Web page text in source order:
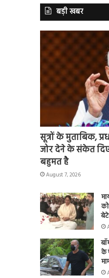
बड़ी खबर
सूत्रों के मुताबिक,
जोर देने के संकेत
बहुमत है
August 7, 2026
के